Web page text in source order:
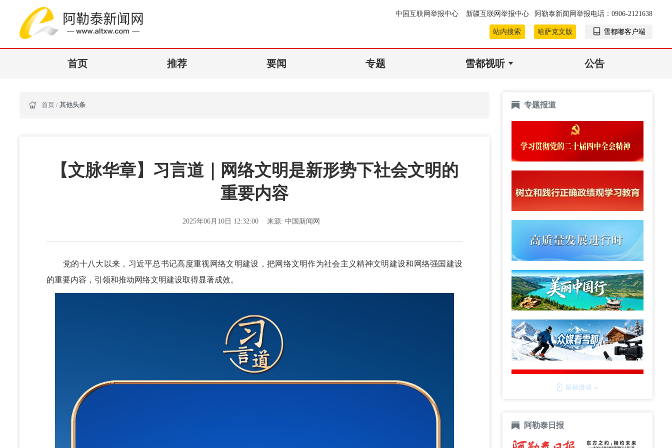
中国互联网举报中心 新疆互联网举报中心 阿勒泰新闻网举报电话：0906-2121638
站内搜索 哈萨克文版 雪都嘟客户端
首页 推荐 要闻 专题 雪都视听 公告
首页 / 其他头条
【文脉华章】习言道｜网络文明是新形势下社会文明的
重要内容
2025年06月10日 12:32:00 来源:中国新闻网
党的十八大以来，习近平总书记高度重视网络文明建设，把网络文明作为社会主义精神文明建设和网络强国建设
的重要内容，引领和推动网络文明建设取得显著成效。
专题报道
阿勒泰日报